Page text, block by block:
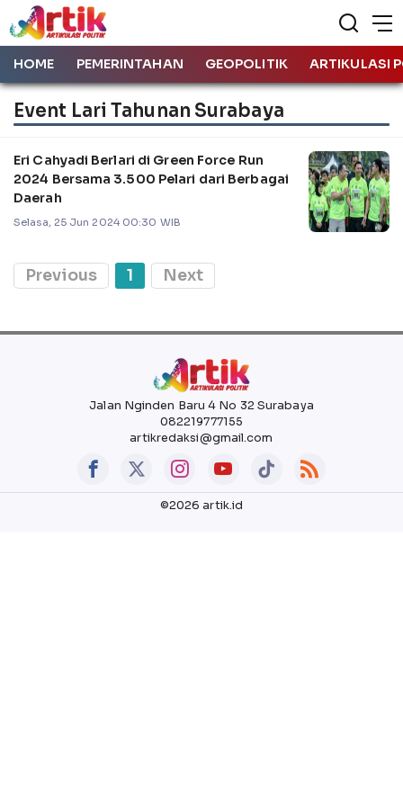
HOME PEMERINTAHAN GEOPOLITIK ARTIKULASI
Event Lari Tahunan Surabaya
Eri Cahyadi Berlari di Green Force Run
2024 Bersama 3.500 Pelari dari Berbagai
Daerah
Selasa, 25 Jun 2024 00:30 WIB
Previous 1 Next
Jalan Nginden Baru 4 No 32 Surabaya
082219777155
artikredaksi@gmail.com
©2026 artik.id